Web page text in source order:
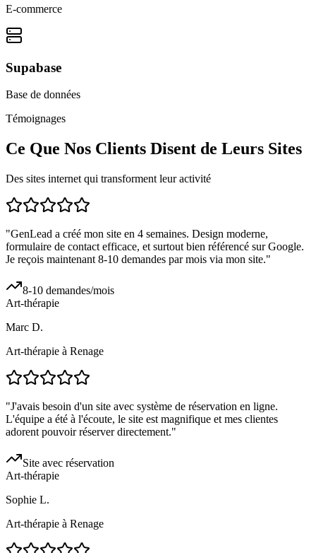
E-commerce
Supabase
Base de données
Témoignages
Ce Que Nos Clients Disent de Leurs Sites
Des sites internet qui transforment leur activité
"GenLead a créé mon site en 4 semaines. Design moderne,
formulaire de contact efficace, et surtout bien référencé sur Google.
Je reçois maintenant 8-10 demandes par mois via mon site."
8-10 demandes/mois
Art-thérapie
Marc D.
Art-thérapie à Renage
"J'avais besoin d'un site avec système de réservation en ligne.
L'équipe a été à l'écoute, le site est magnifique et mes clientes
adorent pouvoir réserver directement."
Site avec réservation
Art-thérapie
Sophie L.
Art-thérapie à Renage